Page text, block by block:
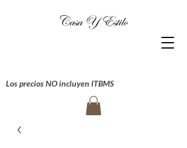
Los precios NO incluyen ITBMS